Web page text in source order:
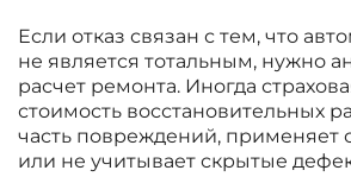
Если отказ связан с тем, что
не является тотальным, нужно
расчет ремонта. Иногда
стоимость восстановительных
часть повреждений, применяет
или не учитывает скрытые